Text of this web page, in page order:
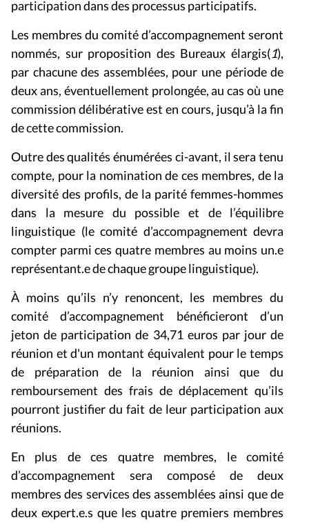
participation dans des processus participatifs.
Les membres du comité d’accompagnement seront
nommés, sur proposition des Bureaux élargis(1),
par chacune des assemblées, pour une période de
deux ans, éventuellement prolongée, au cas où une
commission délibérative est en cours, jusqu’à la fin
de cette commission.
Outre des qualités énumérées ci-avant, il sera tenu
compte, pour la nomination de ces membres, de la
diversité des profils, de la parité femmes-hommes
dans la mesure du possible et de l’équilibre
linguistique (le comité d’accompagnement devra
compter parmi ces quatre membres au moins un.e
représentant.e de chaque groupe linguistique).
À moins qu’ils n’y renoncent, les membres du
comité d’accompagnement bénéficieront d’un
jeton de participation de 34,71 euros par jour de
réunion et d'un montant équivalent pour le temps
de préparation de la réunion ainsi que du
remboursement des frais de déplacement qu’ils
pourront justifier du fait de leur participation aux
réunions.
En plus de ces quatre membres, le comité
d’accompagnement sera composé de deux
membres des services des assemblées ainsi que de
deux expert.e.s que les quatre premiers membres